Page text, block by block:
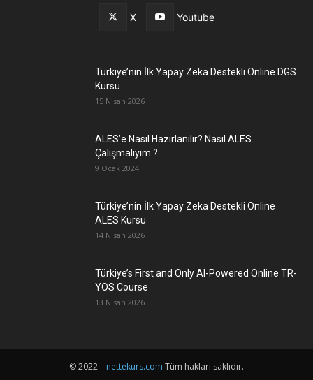
X Youtube
Türkiye’nin İlk Yapay Zeka Destekli Online DGS
Kursu
15 Nisan 2026
ALES’e Nasıl Hazırlanılır? Nasıl ALES
Çalışmalıyım ?
9 Ocak 2024
Türkiye’nin İlk Yapay Zeka Destekli Online
ALES Kursu
14 Nisan 2026
Türkiye’s First and Only AI-Powered Online TR-
YÖS Course
13 Nisan 2026
© 2022 – nettekurs.com Tüm hakları saklıdır.